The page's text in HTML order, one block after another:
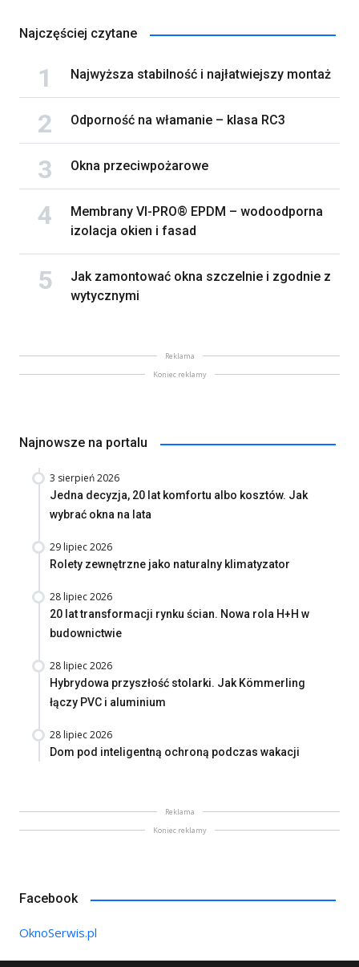
Najczęściej czytane
Najwyższa stabilność i najłatwiejszy montaż
Odporność na włamanie – klasa RC3
Okna przeciwpożarowe
Membrany VI-PRO® EPDM – wodoodporna
izolacja okien i fasad
Jak zamontować okna szczelnie i zgodnie z
wytycznymi
Reklama
Koniec reklamy
Najnowsze na portalu
3 sierpień 2026
Jedna decyzja, 20 lat komfortu albo kosztów. Jak
wybrać okna na lata
29 lipiec 2026
Rolety zewnętrzne jako naturalny klimatyzator
28 lipiec 2026
20 lat transformacji rynku ścian. Nowa rola H+H w
budownictwie
28 lipiec 2026
Hybrydowa przyszłość stolarki. Jak Kömmerling
łączy PVC i aluminium
28 lipiec 2026
Dom pod inteligentną ochroną podczas wakacji
Reklama
Koniec reklamy
Facebook
OknoSerwis.pl